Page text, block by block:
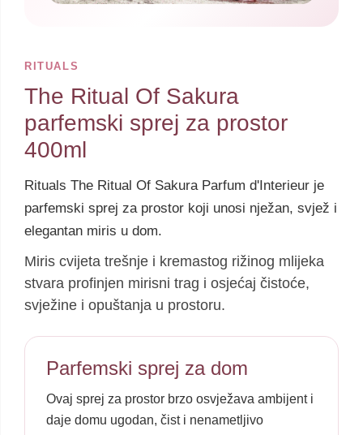
RITUALS
The Ritual Of Sakura
parfemski sprej za prostor
400ml
Rituals The Ritual Of Sakura Parfum d'Interieur je
parfemski sprej za prostor koji unosi nježan, svjež i
elegantan miris u dom.
Miris cvijeta trešnje i kremastog rižinog mlijeka
stvara profinjen mirisni trag i osjećaj čistoće,
svježine i opuštanja u prostoru.
Parfemski sprej za dom
Ovaj sprej za prostor brzo osvježava ambijent i
daje domu ugodan, čist i nenametljivo